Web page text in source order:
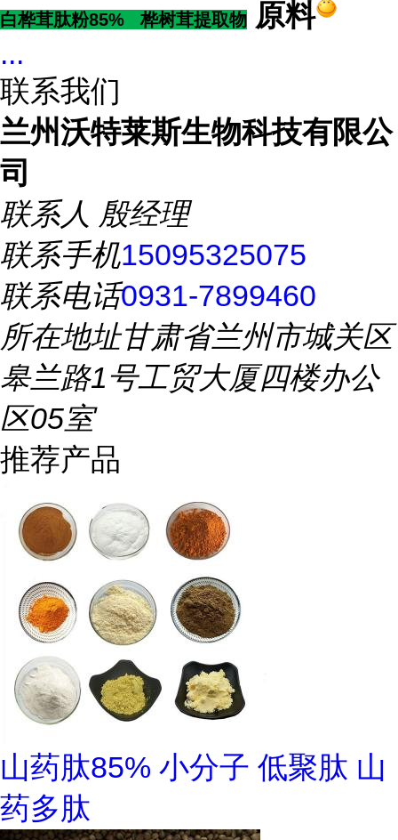
白桦茸肽粉85% 桦树茸提取物 原料
...
联系我们
兰州沃特莱斯生物科技有限公
司
联系人 殷经理
联系手机15095325075
联系电话0931-7899460
所在地址甘肃省兰州市城关区
皋兰路1号工贸大厦四楼办公
区05室
推荐产品
山药肽85% 小分子 低聚肽 山
药多肽